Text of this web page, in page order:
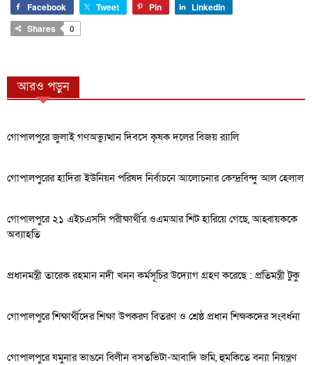
Facebook Tweet Pin
LinkedIn
Shares
0
আরও পড়ুন
গোপালপুরে জুলাই গণঅভ্যুত্থান দিবসে কৃষক দলের বিজয় র‍্যালি
গোপালপুরের হাদিরা ইউনিয়ন পরিষদ নির্বাচনে আলোচনার কেন্দ্রবিন্দু আল হেলাল
গোপালপুরে ২১ এইচএসসি পরীক্ষার্থীর ওএমআর শিট হারিয়ে গেছে, আহ্বায়ককে
অব্যাহতি
প্রধানমন্ত্রী তারেক রহমান নদী খনন কর্মসূচির উদ্যোগ গ্রহণ করেছে : প্রতিমন্ত্রী টুকু
গোপালপুরে শিক্ষার্থীদের শিক্ষা উপকরণ বিতরণ ও শ্রেষ্ঠ প্রধান শিক্ষকদের সংবর্ধনা
গোপালপুরে যমুনার ভাঙনে বিলীন বসতভিটা-আবাদি জমি, হুমকিতে বন্যা নিয়ন্ত্রণ